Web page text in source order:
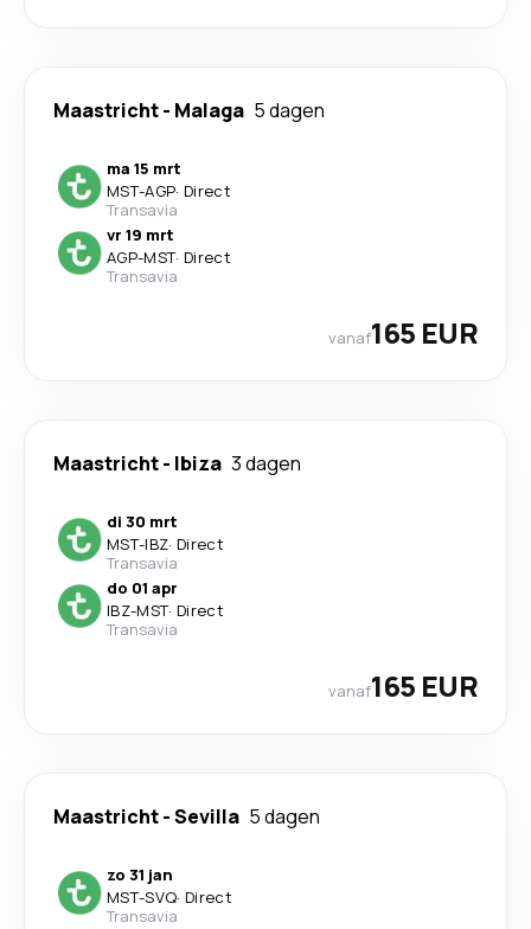
Maastricht- Malaga 5 dagen
ma 15 mrt
MST-AGP· Direct
Transavia
vr 19 mrt
AGP-MST· Direct
Transavia
vanaf165 EUR
Maastricht- Ibiza 3 dagen
di 30 mrt
MST-IBZ· Direct
Transavia
do 01 apr
IBZ-MST· Direct
Transavia
vanaf165 EUR
Maastricht-Sevilla 5 dagen
zo 31 jan
MST-SVQ· Direct
Transavia